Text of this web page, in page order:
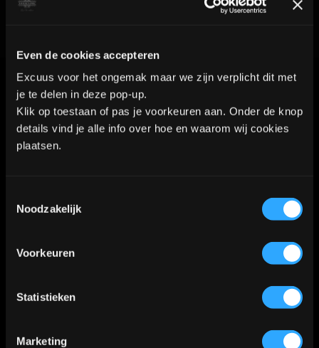
Even de cookies accepteren
Excuus voor het ongemak maar we zijn verplicht dit met
je te delen in deze pop-up.
Klik op toestaan of pas je voorkeuren aan. Onder de knop
details vind je alle info over hoe en waarom wij cookies
plaatsen.
Noodzakelijk
Voorkeuren
Statistieken
Marketing
Contact
WhatsApp:
KVK nummer: 90552571 | BTW nummer: NL002036941B22 |
Algemene voorwaarden